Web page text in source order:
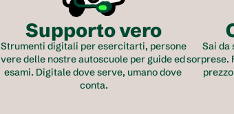
Supporto vero
Strumenti digitali per esercitarti, persone
vere delle nostre autoscuole per guide ed
esami. Digitale dove serve, umano dove
conta.
Sai da
sorprese.